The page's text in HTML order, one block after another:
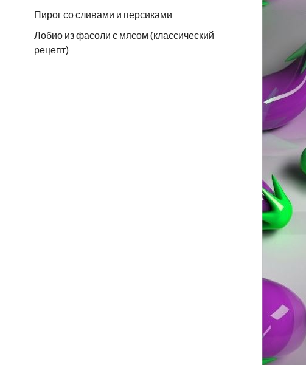
Пирог со сливами и персиками
Лобио из фасоли с мясом (классический
рецепт)